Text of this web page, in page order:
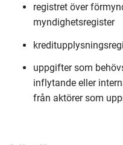
registret över
myndighetsregister
uppgifter som
inflytande eller
från aktörer som